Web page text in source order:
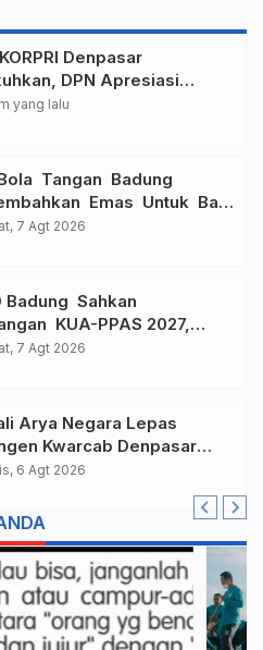
Denpasar
DPN Apresiasi
Arutala” untuk Lindungi
yang lalu
Tangan Badung
Emas Untuk Bali
Jawa Tengah Di
7 Agt 2026
Badung Sahkan
KUA-PPAS 2027,
Tembus Lebih Dari
7 Agt 2026
Arya Negara Lepas
Kwarcab Denpasar
Jambore Nasional XII
6 Agt 2026